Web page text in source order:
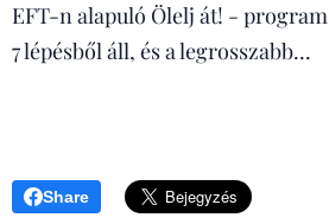
EFT-n alapuló Ölelj át! - program
7 lépésből áll, és a legrosszabb...
Share